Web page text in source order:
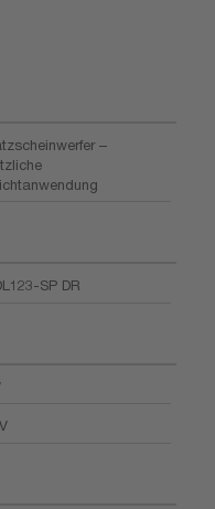
–
SP DR